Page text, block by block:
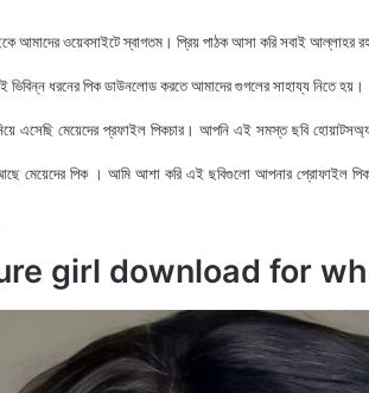
আমাদের ওয়েবসাইটে স্বাগতম। প্রিয় পাঠক আসা করি সবাই আল্লাহর
ভিবিন্ন ধরনের পিক ডাউনলোড করতে আমাদের গুগলের সাহায্য নিতে হয়।
এসেছি মেয়েদের প্রফাইল পিকচার। আপনি এই সমস্ত ছবি
মেয়েদের পিক । আমি আশা করি এই ছবিগুলো আপনার প্রোফাইল
girl download for